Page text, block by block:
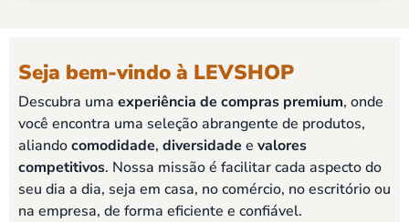
Seja bem-vindo à LEVSHOP
Descubra uma experiência de compras premium, onde
você encontra uma seleção abrangente de produtos,
aliandocomodidade, diversidade e valores
competitivos. Nossa missão é facilitar cada aspecto do
seu dia a dia, seja em casa, no comércio, no escritório ou
na empresa, de forma eficiente e confiável.